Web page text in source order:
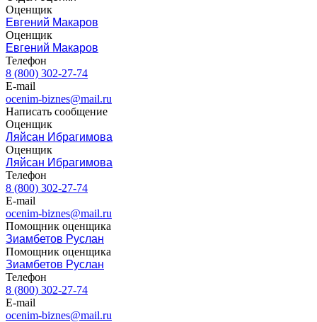
Оценщик
Евгений Макаров
Оценщик
Евгений Макаров
Телефон
8 (800) 302-27-74
E-mail
ocenim-biznes@mail.ru
Написать сообщение
Оценщик
Ляйсан Ибрагимова
Оценщик
Ляйсан Ибрагимова
Телефон
8 (800) 302-27-74
E-mail
ocenim-biznes@mail.ru
Помощник оценщика
Зиамбетов Руслан
Помощник оценщика
Зиамбетов Руслан
Телефон
8 (800) 302-27-74
E-mail
ocenim-biznes@mail.ru
Воскресенск
Воткинск
Всеволожск
Выборг
Выкса
Вязники
Вязьма
Вятские Поляны
Гай
Гатчина
Геленджик
Георгиевск
Глазов
Горно-Алтайск
Городец
Горячий Ключ
Грозный
Губаха
Губкин